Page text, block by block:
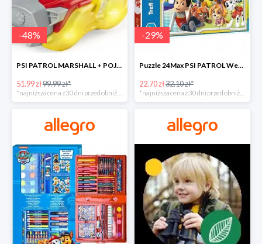
-48%
PSI PATROL MARSHALL + POJAZD WÓZ STRAŻACKI DŹWIĘK -48%
51.99 zł99.99 zł*
*najniższa cena z 30 dni przed obniżką
-29%
Puzzle 24Max PSI PATROL Wesoła drużyna TREFL -29%
22.70 zł32.10 zł*
*najniższa cena z 30 dni przed obniżką